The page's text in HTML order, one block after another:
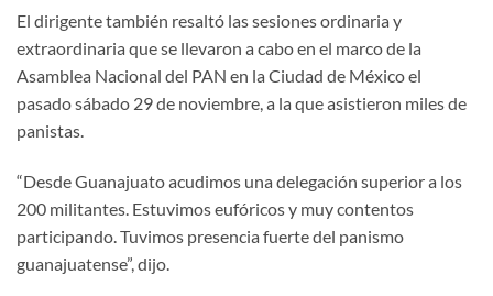
El dirigente también resaltó las sesiones ordinaria y
extraordinaria que se llevaron a cabo en el marco de la
Asamblea Nacional del PAN en la Ciudad de México el
pasado sábado 29 de noviembre, a la que asistieron miles de
panistas.
“Desde Guanajuato acudimos una delegación superior a los
200 militantes. Estuvimos eufóricos y muy contentos
participando. Tuvimos presencia fuerte del panismo
guanajuatense”, dijo.